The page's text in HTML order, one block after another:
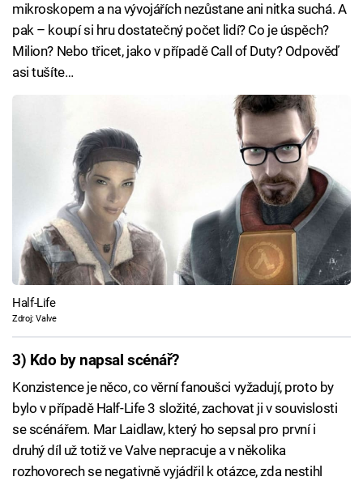
mikroskopem a na vývojářích nezůstane ani nitka suchá. A
pak – koupí si hru dostatečný počet lidí? Co je úspěch?
Milion? Nebo třicet, jako v případě Call of Duty? Odpověď
asi tušíte…
Half-Life
Zdroj: Valve
3) Kdo by napsal scénář?
Konzistence je něco, co věrní fanoušci vyžadují, proto by
bylo v případě Half-Life 3 složité, zachovat ji v souvislosti
se scénářem. Mar Laidlaw, který ho sepsal pro první i
druhý díl už totiž ve Valve nepracuje a v několika
rozhovorech se negativně vyjádřil k otázce, zda nestihl